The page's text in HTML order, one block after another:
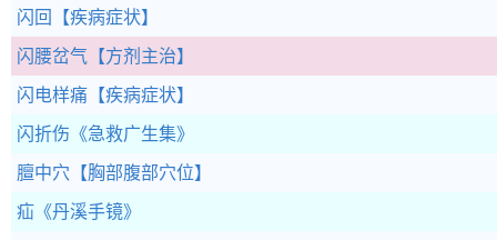
闪回 【疾病症状】
闪腰岔气 【方剂主治】
闪电样痛 【疾病症状】
闪折伤 《急救广生集》
膻中穴 【胸部腹部穴位】
疝 《丹溪手镜》